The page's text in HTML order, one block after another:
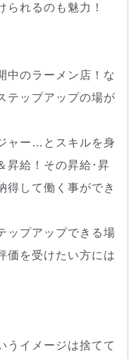
られるのも魅力！
中のラーメン店！な
テップアップの場が
ャー…とスキルを身
昇給！その昇給･昇
得して働く事ができ
ップアップできる場
価を受けたい方には
うイメージは捨てて